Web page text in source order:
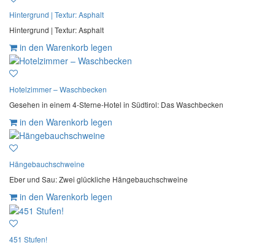
Hintergrund | Textur: Asphalt
Hintergrund | Textur: Asphalt
in den Warenkorb legen
Hotelzimmer – Waschbecken
Gesehen in einem 4-Sterne-Hotel in Südtirol: Das Waschbecken
in den Warenkorb legen
Hängebauchschweine
Eber und Sau: Zwei glückliche Hängebauchschweine
in den Warenkorb legen
451 Stufen!